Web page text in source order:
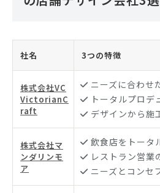
社名 3つの特徴
株式会社VC
VictorianC
raft
ニーズに合わせ
トータルプロデ
デザインから施
株式会社マ
ンダリンモ
ア
飲食店をトータ
レストラン営業
ニーズとコンセ